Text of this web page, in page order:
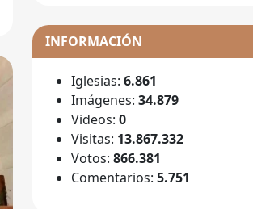
INFORMACIÓN
Iglesias: 6.861
Imágenes: 34.879
Videos: 0
Visitas: 13.867.332
Votos: 866.381
Comentarios: 5.751